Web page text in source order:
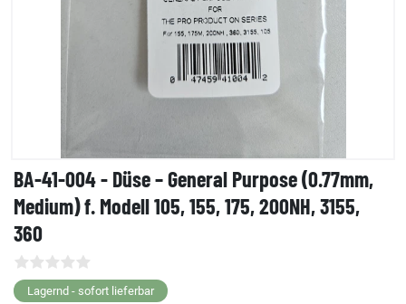
BA-41-004 - Düse – General Purpose (0.77mm,
Medium) f. Modell 105, 155, 175, 200NH, 3155,
360
Lagernd - sofort lieferbar